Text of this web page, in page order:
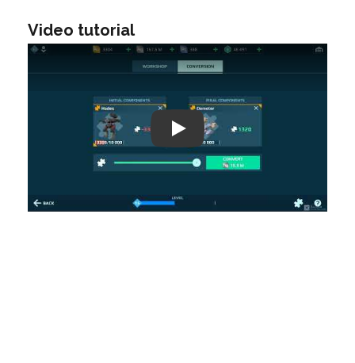
Video tutorial
Play: Keynote (Google I/O '18)